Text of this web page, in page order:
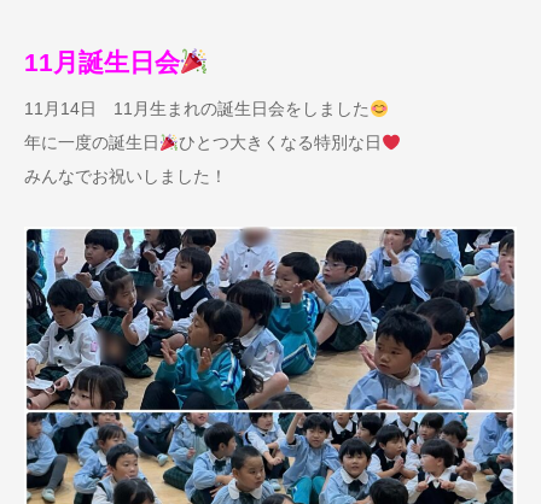
11月誕生日会
11月14日 11月生まれの誕生日会をしました
年に一度の誕生日
ひとつ大きくなる特別な日
みんなでお祝いしました！